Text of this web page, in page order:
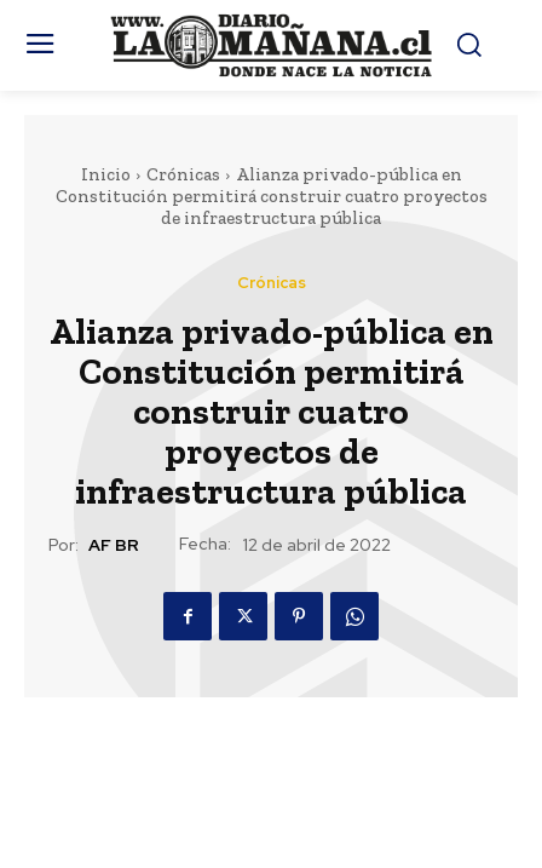
Inicio Crónicas
Alianza privado-pública en
Constitución permitirá construir cuatro proyectos
de infraestructura pública
Crónicas
Alianza privado-pública en
Constitución permitirá
construir cuatro
proyectos de
infraestructura pública
Por: AF BR Fecha: 12 de abril de 2022